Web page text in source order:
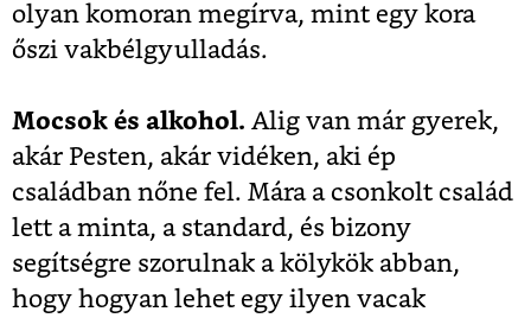
olyan komoran megírva, mint egy kora
őszi vakbélgyulladás.
Mocsok és alkohol. Alig van már gyerek,
akár Pesten, akár vidéken, aki ép
családban nőne fel. Mára a csonkolt család
lett a minta, a standard, és bizony
segítségre szorulnak a kölykök abban,
hogy hogyan lehet egy ilyen vacak